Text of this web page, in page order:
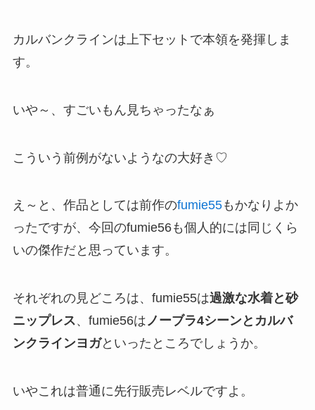
カルバンクラインは上下セットで本領を発揮しま
す。
いや～、すごいもん見ちゃったなぁ
こういう前例がないようなの大好き♡
え～と、作品としては前作のfumie55もかなりよか
ったですが、今回のfumie56も個人的には同じくら
いの傑作だと思っています。
それぞれの見どころは、fumie55は過激な水着と砂
ニップレス、fumie56はノーブラ4シーンとカルバ
ンクラインヨガといったところでしょうか。
いやこれは普通に先行販売レベルですよ。